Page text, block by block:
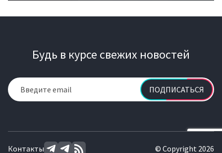
Будь в курсе свежих новостей
ПОДПИСАТЬСЯ
Контакты © Copyright 2026